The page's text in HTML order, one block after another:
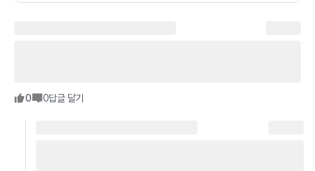
0 0답글 달기